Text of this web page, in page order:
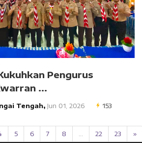
Pengurus
...
Tengah, Jun 01, 2026 153
5 6 7 8 22 23 »